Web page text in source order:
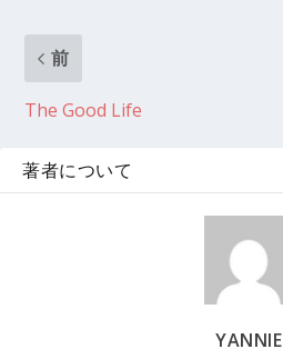
前
The Good Life
著者について
YANNIE